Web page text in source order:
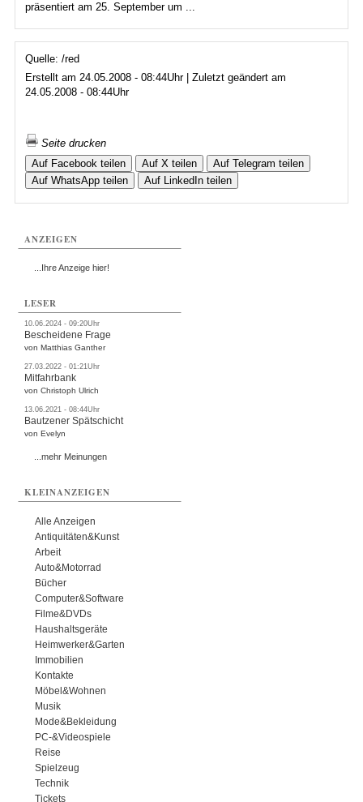
präsentiert am 25. September um ...
Quelle: /red
Erstellt am 24.05.2008 - 08:44Uhr | Zuletzt geändert am
24.05.2008 - 08:44Uhr
Seite drucken
Auf Facebook teilen
Auf X teilen
Auf Telegram teilen
Auf WhatsApp teilen
Auf LinkedIn teilen
ANZEIGEN
...Ihre Anzeige hier!
LESER
10.06.2024 - 09:20Uhr
Bescheidene Frage
von Matthias Ganther
27.03.2022 - 01:21Uhr
Mitfahrbank
von Christoph Ulrich
13.06.2021 - 08:44Uhr
Bautzener Spätschicht
von Evelyn
...mehr Meinungen
KLEINANZEIGEN
Alle Anzeigen
Antiquitäten&Kunst
Arbeit
Auto&Motorrad
Bücher
Computer&Software
Filme&DVDs
Haushaltsgeräte
Heimwerker&Garten
Immobilien
Kontakte
Möbel&Wohnen
Musik
Mode&Bekleidung
PC-&Videospiele
Reise
Spielzeug
Technik
Tickets